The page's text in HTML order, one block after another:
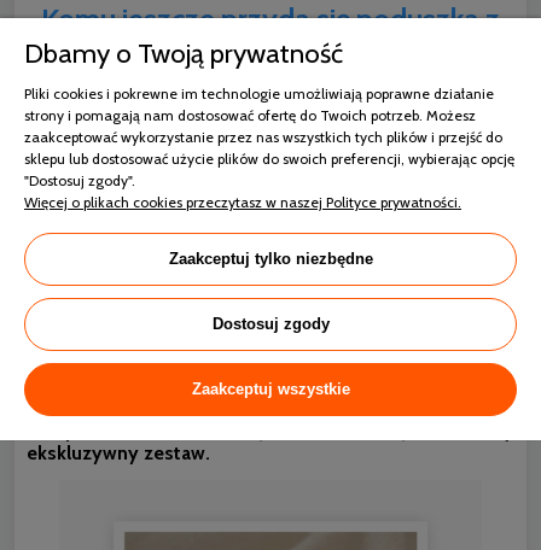
Komu jeszcze przyda się poduszka z
wełny kaszmirowej?
Każdy, kto zmaga się z alergiami, będzie zadowolony z
tego produktu.Nie gromadzi on roztoczy, kurzu ani
pasożytów, przeciwnie do tradycyjnych syntetycznych
poduszek. Jest to ważne, aby utrzymać higienę w domu i
pozbyć się potencjalnego źródła alergii. Każdy, kto ceni
naturalne i zdrowe materiały, będzie
każdej porze roku,
bo dopasowuje swoje właściwości do
temperatury ciała użytkownika. Poza tym, wełna ma
właściwości zdrowotne. Łagodzi ona bóle stawów,
nerwobóle, bóle pourazowe, wpływa pozytywnie na
kręgosłup.
Ma także cechy kojące i
przeciwzapalne.Każda osoba, która szuka naturalnego
produktu, będzie zadowolona. Może być idealnym
wyposażeniem domu lub prezentem dla pary młodej.
W
ekskluzywny zestaw.
Dbamy o Twoją prywatność
Pliki cookies i pokrewne im technologie umożliwiają poprawne działanie
strony i pomagają nam dostosować ofertę do Twoich potrzeb. Możesz
zaakceptować wykorzystanie przez nas wszystkich tych plików i przejść do
sklepu lub dostosować użycie plików do swoich preferencji, wybierając opcję
"Dostosuj zgody".
Więcej o plikach cookies przeczytasz w naszej Polityce prywatności.
Zaakceptuj tylko niezbędne
Dostosuj zgody
Zaakceptuj wszystkie